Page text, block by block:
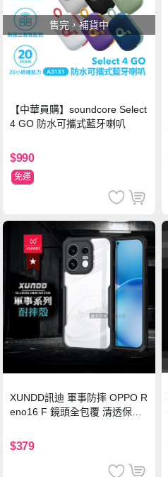
售完，補貨中
【中華員購】soundcore Select
4 GO 防水可攜式藍牙喇叭
$990
免運
XUNDD訊迪 軍事防摔 OPPO R
eno16 F 鏡頭全包覆 清透保護
$379